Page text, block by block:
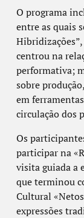
O programa
entre as quais
centrou na
performativa;
sobre
em
circulação dos
Os
participar na
visita guiada a
que terminou
Cultural
expressões